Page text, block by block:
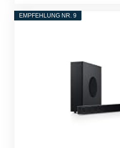
EMPFEHLUNG NR. 9